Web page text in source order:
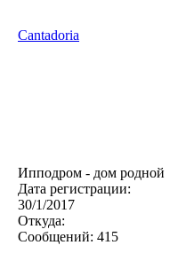
Cantadoria
Ипподром - дом родной
Дата регистрации:
30/1/2017
Откуда:
Сообщений: 415